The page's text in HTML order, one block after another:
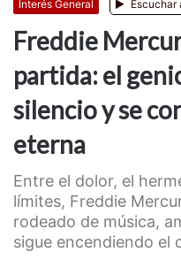
Interés General Escuchar
Freddie
partida: el
silencio y se
eterna
Entre el dolor, el
límites, Freddie
rodeado de música,
sigue encendiendo el